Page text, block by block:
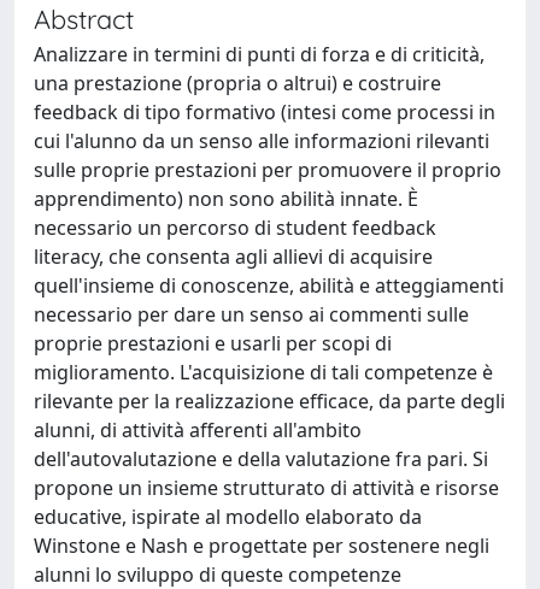
Abstract
Analizzare in termini di punti di forza e di criticità,
una prestazione (propria o altrui) e costruire
feedback di tipo formativo (intesi come processi in
cui l'alunno da un senso alle informazioni rilevanti
sulle proprie prestazioni per promuovere il proprio
apprendimento) non sono abilità innate. È
necessario un percorso di student feedback
literacy, che consenta agli allievi di acquisire
quell'insieme di conoscenze, abilità e atteggiamenti
necessario per dare un senso ai commenti sulle
proprie prestazioni e usarli per scopi di
miglioramento. L'acquisizione di tali competenze è
rilevante per la realizzazione efficace, da parte degli
alunni, di attività afferenti all'ambito
dell'autovalutazione e della valutazione fra pari. Si
propone un insieme strutturato di attività e risorse
educative, ispirate al modello elaborato da
Winstone e Nash e progettate per sostenere negli
alunni lo sviluppo di queste competenze